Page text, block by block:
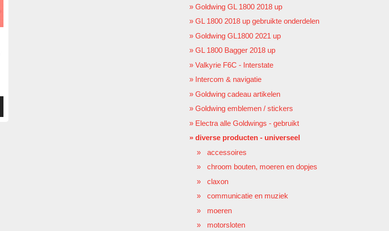
Goldwing GL 1800 2018 up
GL 1800 2018 up gebruikte onderdelen
Goldwing GL1800 2021 up
GL 1800 Bagger 2018 up
Valkyrie F6C - Interstate
Intercom & navigatie
Goldwing cadeau artikelen
Goldwing emblemen / stickers
Electra alle Goldwings - gebruikt
diverse producten - universeel
accessoires
chroom bouten, moeren en dopjes
claxon
communicatie en muziek
moeren
motorsloten